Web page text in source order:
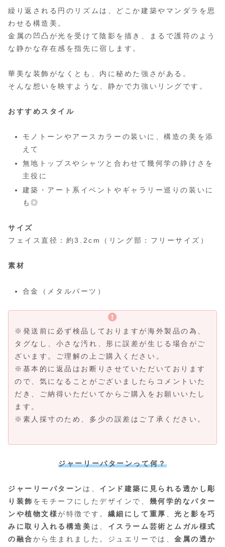
繰り返される円のリズムは、どこか建築やマンダラを思
わせる構造美。
金属の凹凸が光を受けて陰影を描き、まるで護符のよう
な静かな存在感を指先に宿します。
華美な装飾がなくとも、内に秘めた強さがある。
そんな想いを映すような、静かで力強いリングです。
おすすめスタイル
モノトーンやアースカラーの装いに、構造の美を添
えて
無地トップスやシャツと合わせて幾何学の静けさを
主役に
建築・アート系イベントやギャラリー巡りの装いに
も◎
サイズ
フェイス直径：約3.2cm（リング部：フリーサイズ）
素材
合金（メタルパーツ）
※発送前に必ず検品しておりますが海外製品の為、
タグなし、小さな汚れ、形に誤差が生じる場合がご
ざいます。ご理解の上ご購入ください。
※基本的に返品はお断りさせていただいております
ので、気になることがございましたらコメントいた
だき、ご納得いただいてからご購入をお願いいたし
ます。
※素人採寸のため、多少の誤差はご了承ください。
ジャーリーパターンって何？
ジャーリーパターン は、 インド建築に見られる透かし彫
り装飾 をモチーフにしたデザインで、 幾何学的なパター
ンや植物文様が特徴です。 繊細にして重厚 、光と影を巧
みに取り入れる構造美 は、 イスラーム芸術とムガル様式
の融合から生まれました。ジュエリーでは、金属の透か